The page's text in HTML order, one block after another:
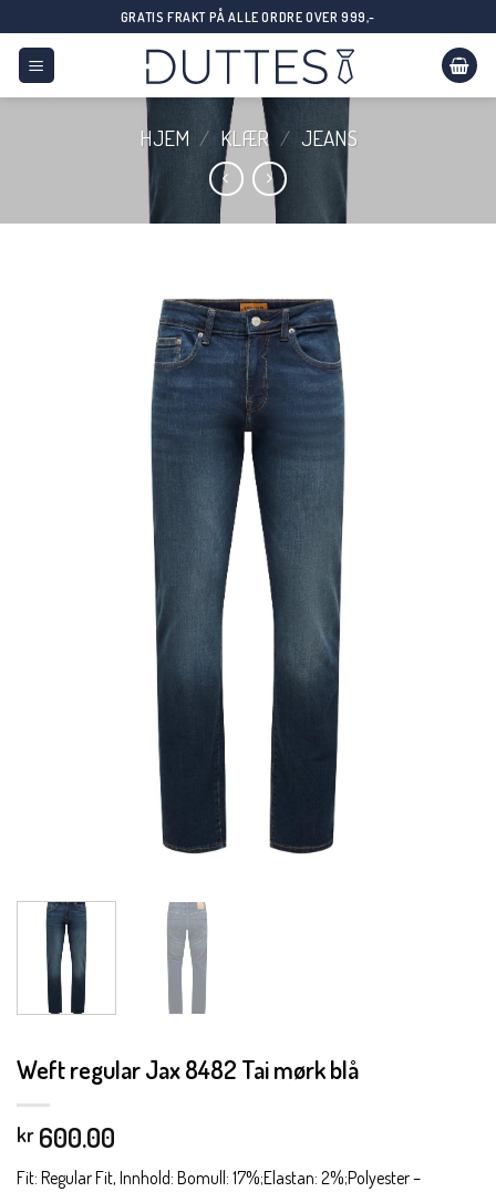
to
content
GRATIS FRAKT PÅ ALLE ORDRE OVER 999,-
HJEM / KLÆR / JEANS
Weft regular Jax 8482 Tai mørk blå
kr600.00
Fit: Regular Fit, Innhold: Bomull: 17%;Elastan: 2%;Polyester –